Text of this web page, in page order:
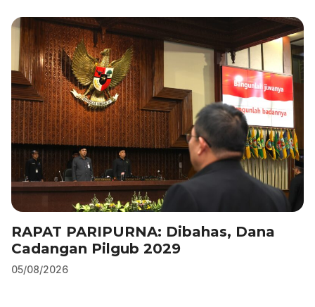
k
RAPAT PARIPURNA: Dibahas, Dana
Cadangan Pilgub 2029
05/08/2026